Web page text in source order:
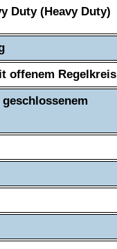
Duty (Heavy Duty)
offenem Regelkreis